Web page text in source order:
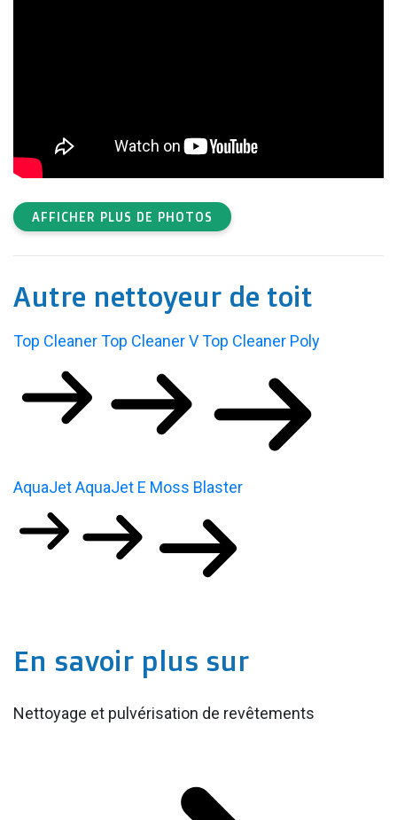
AFFICHER PLUS DE PHOTOS
Autre nettoyeur de toit
Top CleanerTop Cleaner VTop Cleaner Poly
AquaJetAquaJet E Moss Blaster
En savoir plus sur
Nettoyage et pulvérisation de revêtements